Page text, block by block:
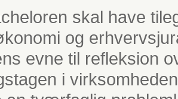
skal have
og
evne til refleksion
i